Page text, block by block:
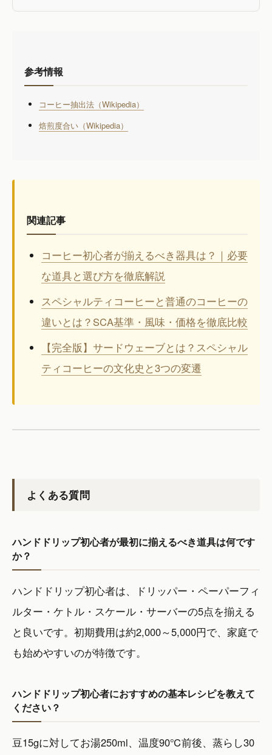
参考情報
コーヒー抽出法（Wikipedia）
焙煎度合い（Wikipedia）
関連記事
コーヒー初心者が揃えるべき器具は？｜必要
な道具と選び方を徹底解説
スペシャルティコーヒーと普通のコーヒーの
違いとは？SCA基準・風味・価格を徹底比較
【完全版】サードウェーブとは？スペシャル
ティコーヒーの文化史と3つの変遷
よくある質問
ハンドドリップ初心者が最初に揃えるべき道具は何です
か？
ハンドドリップ初心者は、ドリッパー・ペーパーフィ
ルター・ケトル・スケール・サーバーの5点を揃える
と良いです。初期費用は約2,000～5,000円で、家庭で
も始めやすいのが特徴です。
ハンドドリップ初心者におすすめの基本レシピを教えて
ください？
豆15gに対してお湯250ml、温度90℃前後、蒸らし30